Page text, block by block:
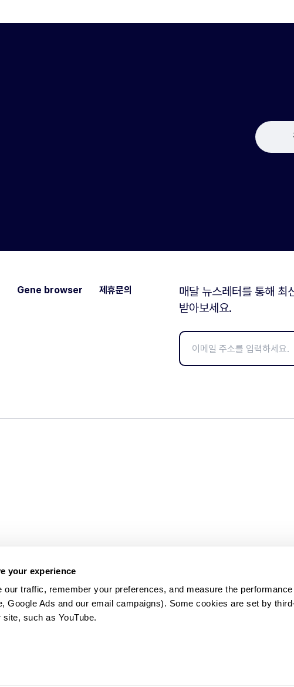
your experience
our traffic, remember your preferences, and measure the
Google Ads and our email campaigns). Some cookies are set by
such as YouTube.
Gene browser 제휴문의
매달 뉴스레터를 통해 최
받아보세요.